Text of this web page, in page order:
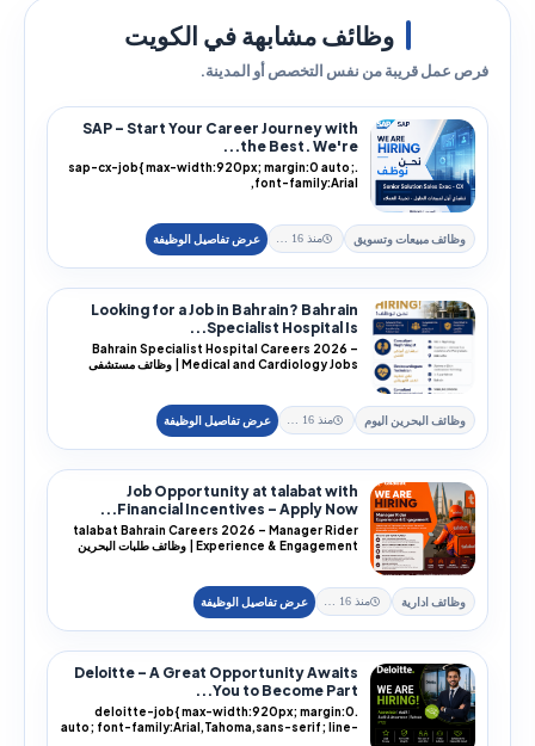
وظائف مشابهة في الكويت
فرص عمل قريبة من نفس التخصص أو المدينة.
SAP – Start Your Career Journey with
the Best. We're...
.sap-cx-job{ max-width:920px; margin:0 auto;
font-family:Arial,
وظائف مبيعات وتسويق منذ 16 يوم
Looking for a Job in Bahrain? Bahrain
Specialist Hospital Is...
Bahrain Specialist Hospital Careers 2026 –
Medical and Cardiology Jobs | وظائف مستشفى
وظائف البحرين اليوم منذ 16 يوم
Job Opportunity at talabat with
Financial Incentives – Apply Now...
talabat Bahrain Careers 2026 – Manager Rider
Experience & Engagement | وظائف طلبات البحرين
وظائف ادارية منذ 16 يوم
Deloitte – A Great Opportunity Awaits
You to Become Part...
.deloitte-job{ max-width:920px; margin:0
auto; font-family:Arial,Tahoma,sans-serif; line-